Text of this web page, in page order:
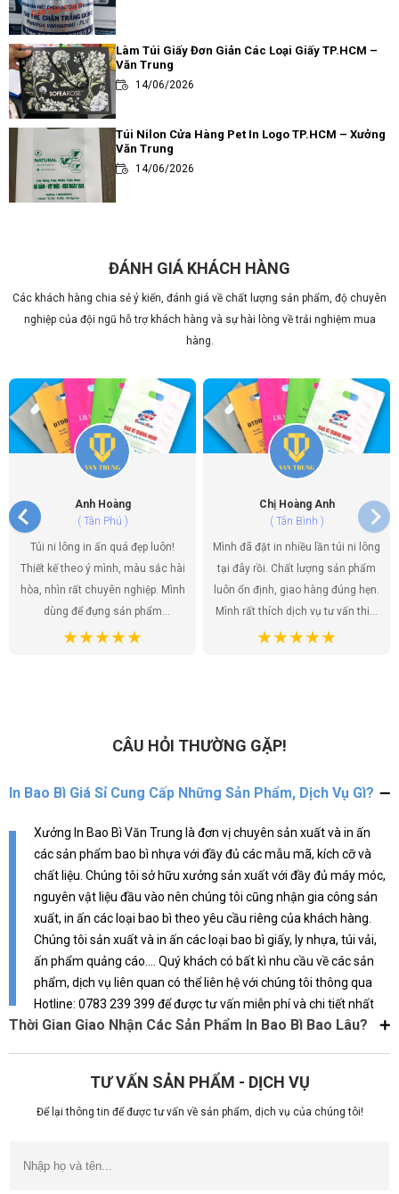
Làm Túi Giấy Đơn Giản Các Loại Giấy TP.HCM –
Văn Trung
14/06/2026
Túi Nilon Cửa Hàng Pet In Logo TP.HCM – Xưởng
Văn Trung
14/06/2026
Túi Đôi Đựng Ly Trà Sữa PE HD TP.HCM – Xưởng
Văn Trung
14/06/2026
Địa Chỉ In Túi Nilon Uy Tín Chất Lượng TP.HCM –
Văn Trung
14/06/2026
ĐÁNH GIÁ KHÁCH HÀNG
Các khách hàng chia sẻ ý kiến, đánh giá về chất lượng sản phẩm, độ chuyên
nghiệp của đội ngũ hỗ trợ khách hàng và sự hài lòng về trải nghiệm mua
hàng.
Anh Hoàng
( Tân Phú )
Túi ni lông in ấn quá đẹp luôn!
Thiết kế theo ý mình, màu sắc hài
hòa, nhìn rất chuyên nghiệp. Mình
dùng để đựng sản phẩm
handmade của shop, khách hàng
Chị Hoàng Anh
( Tân Bình )
Mình đã đặt in nhiều lần túi ni lông
tại đây rồi. Chất lượng sản phẩm
luôn ổn định, giao hàng đúng hẹn.
Mình rất thích dịch vụ tư vấn thiết
kế, họ giúp mình có được những
để gửi gắm điều đó.
CÂU HỎI THƯỜNG GẶP!
In Bao Bì Giá Sỉ Cung Cấp Những Sản Phẩm, Dịch Vụ Gì?
Xưởng In Bao Bì Văn Trung là đơn vị chuyên sản xuất và in ấn
các sản phẩm bao bì nhựa với đầy đủ các mẫu mã, kích cỡ và
chất liệu. Chúng tôi sở hữu xưởng sản xuất với đầy đủ máy móc,
nguyên vật liệu đầu vào nên chúng tôi cũng nhận gia công sản
xuất, in ấn các loại bao bì theo yêu cầu riêng của khách hàng.
Chúng tôi sản xuất và in ấn các loại bao bì giấy, ly nhựa, túi vải,
ấn phẩm quảng cáo.... Quý khách có bất kì nhu cầu về các sản
phẩm, dịch vụ liên quan có thể liên hệ với chúng tôi thông qua
Hotline: 0783 239 399 để được tư vấn miễn phí và chi tiết nhất
Thời Gian Giao Nhận Các Sản Phẩm In Bao Bì Bao Lâu?
TƯ VẤN SẢN PHẨM - DỊCH VỤ
Để lại thông tin để được tư vấn về sản phẩm, dịch vụ của chúng tôi!